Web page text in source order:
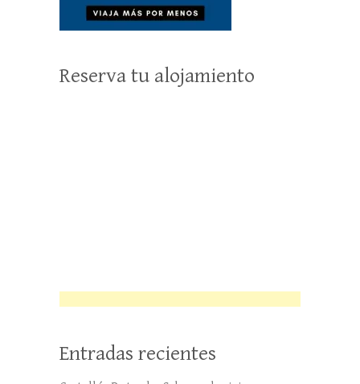
Reserva tu alojamiento
Entradas recientes